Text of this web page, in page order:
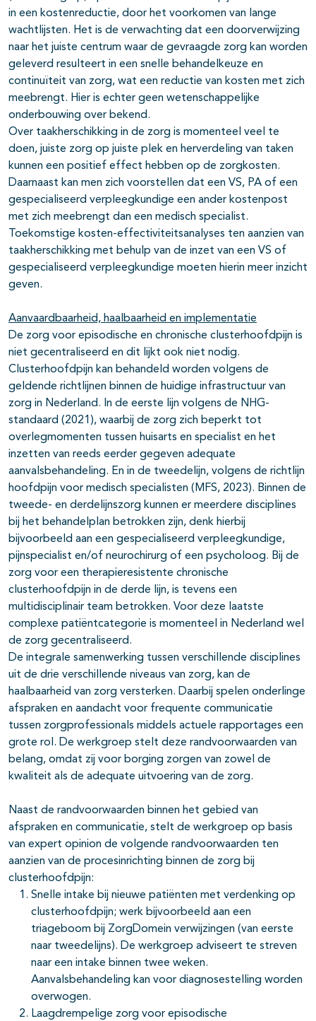
in een kostenreductie, door het voorkomen van lange
wachtlijsten. Het is de verwachting dat een doorverwijzing
naar het juiste centrum waar de gevraagde zorg kan worden
geleverd resulteert in een snelle behandelkeuze en
continuïteit van zorg, wat een reductie van kosten met zich
meebrengt. Hier is echter geen wetenschappelijke
onderbouwing over bekend.
Over taakherschikking in de zorg is momenteel veel te
doen, juiste zorg op juiste plek en herverdeling van taken
kunnen een positief effect hebben op de zorgkosten.
Daarnaast kan men zich voorstellen dat een VS, PA of een
gespecialiseerd verpleegkundige een ander kostenpost
met zich meebrengt dan een medisch specialist.
Toekomstige kosten-effectiviteitsanalyses ten aanzien van
taakherschikking met behulp van de inzet van een VS of
gespecialiseerd verpleegkundige moeten hierin meer inzicht
geven.
Aanvaardbaarheid, haalbaarheid en implementatie
De zorg voor episodische en chronische clusterhoofdpijn is
niet gecentraliseerd en dit lijkt ook niet nodig.
Clusterhoofdpijn kan behandeld worden volgens de
geldende richtlijnen binnen de huidige infrastructuur van
zorg in Nederland. In de eerste lijn volgens de NHG-
standaard (2021), waarbij de zorg zich beperkt tot
overlegmomenten tussen huisarts en specialist en het
inzetten van reeds eerder gegeven adequate
aanvalsbehandeling. En in de tweedelijn, volgens de richtlijn
hoofdpijn voor medisch specialisten (MFS, 2023). Binnen de
tweede- en derdelijnszorg kunnen er meerdere disciplines
bij het behandelplan betrokken zijn, denk hierbij
bijvoorbeeld aan een gespecialiseerd verpleegkundige,
pijnspecialist en/of neurochirurg of een psycholoog. Bij de
zorg voor een therapieresistente chronische
clusterhoofdpijn in de derde lijn, is tevens een
multidisciplinair team betrokken. Voor deze laatste
complexe patiëntcategorie is momenteel in Nederland wel
de zorg gecentraliseerd.
De integrale samenwerking tussen verschillende disciplines
uit de drie verschillende niveaus van zorg, kan de
haalbaarheid van zorg versterken. Daarbij spelen onderlinge
afspraken en aandacht voor frequente communicatie
tussen zorgprofessionals middels actuele rapportages een
grote rol. De werkgroep stelt deze randvoorwaarden van
belang, omdat zij voor borging zorgen van zowel de
kwaliteit als de adequate uitvoering van de zorg.
Naast de randvoorwaarden binnen het gebied van
afspraken en communicatie, stelt de werkgroep op basis
van expert opinion de volgende randvoorwaarden ten
aanzien van de procesinrichting binnen de zorg bij
clusterhoofdpijn:
Snelle intake bij nieuwe patiënten met verdenking op
clusterhoofdpijn; werk bijvoorbeeld aan een
triageboom bij ZorgDomein verwijzingen (van eerste
naar tweedelijns). De werkgroep adviseert te streven
naar een intake binnen twee weken.
Aanvalsbehandeling kan voor diagnosestelling worden
overwogen.
Laagdrempelige zorg voor episodische